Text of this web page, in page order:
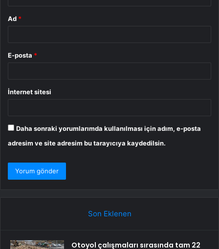
Ad *
E-posta *
İnternet sitesi
Daha sonraki yorumlarımda kullanılması için adım, e-posta
adresim ve site adresim bu tarayıcıya kaydedilsin.
Son Eklenen
Otoyol çalışmaları sırasında tam 22